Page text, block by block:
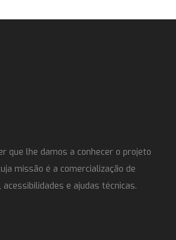
que lhe damos a conhecer o projeto
missão é a comercialização de
e ajudas técnicas.